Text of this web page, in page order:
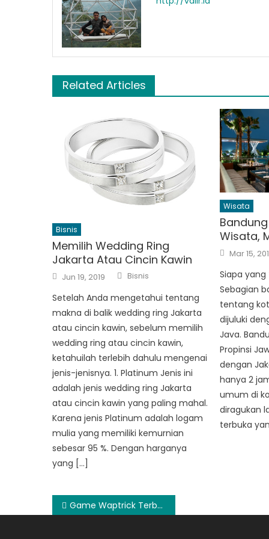
Related Articles
Bisnis
Memilih Wedding Ring
Jakarta Atau Cincin Kawin
Posted
on
Jun 19, 2019 Author
Bisnis
Setelah Anda mengetahui tentang
makna di balik wedding ring Jakarta
atau cincin kawin, sebelum memilih
wedding ring atau cincin kawin,
ketahuilah terlebih dahulu mengenai
jenis-jenisnya. 1. Platinum Jenis ini
adalah jenis wedding ring Jakarta
atau cincin kawin yang paling mahal.
Karena jenis Platinum adalah logam
mulia yang memiliki kemurnian
sebesar 95 %. Dengan harganya
yang […]
Wisata
Wisata,
Posted
on
Mar 15,
Siapa
Sebagian
tentang
dijuluki
Java.
Propinsi
dengan
hanya 2
umum di
diragukan
terbuka
Post
Game Waptrick Terbaik Android Tahun ini